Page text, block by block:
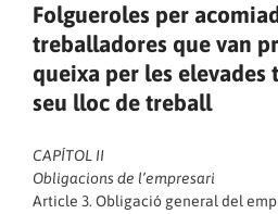
Folgueroles per
treballadores que van
queixa per les elevades
seu lloc de treball
CAPÍTOL II
Obligacions de l’empresari
Article 3. Obligació general del